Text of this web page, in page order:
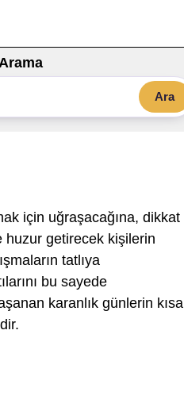
Ara
için uğraşacağına, dikkat
huzur getirecek kişilerin
tatlıya
bu sayede
karanlık günlerin kısa